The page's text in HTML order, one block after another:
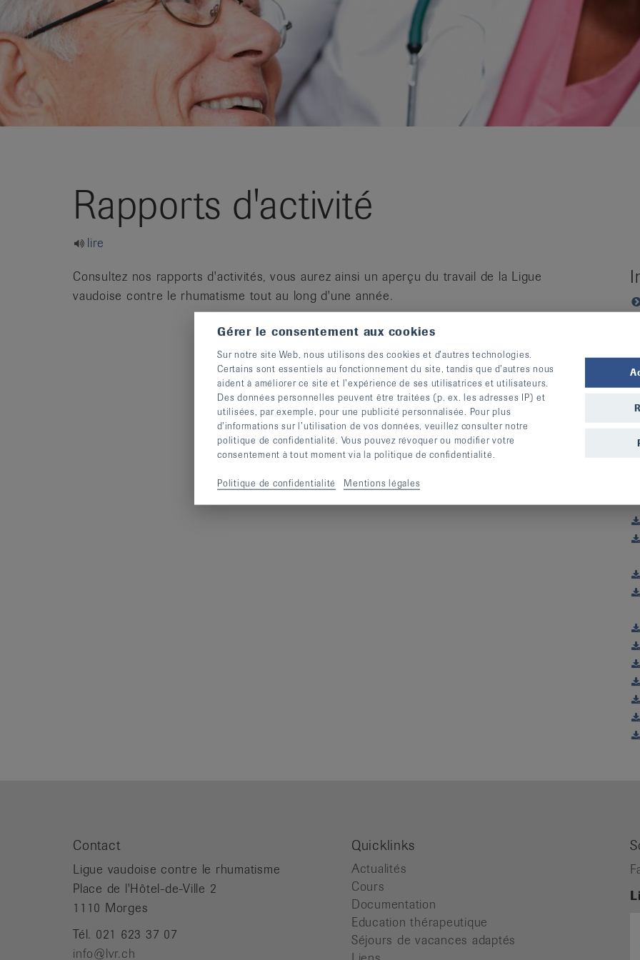
Rapports d'activité
lire
Consultez nos rapports d'activités, vous aurez ainsi un aperçu du travail de la Ligue
vaudoise contre le rhumatisme tout au long d'une année.
Contact
Ligue vaudoise contre le rhumatisme
Place de l'Hôtel-de-Ville 2
1110 Morges
Tél. 021 623 37 07
info@lvr.ch
Quicklinks
Actualités
Cours
Documentation
Education thérapeutique
Séjours de vacances adaptés
Gérer le consentement aux cookies
Sur notre site Web, nous utilisons des cookies et d’autres technologies.
Certains sont essentiels au fonctionnement du site, tandis que d’autres nous
aident à améliorer ce site et l’expérience de ses utilisatrices et utilisateurs.
Des données personnelles peuvent être traitées (p. ex. les adresses IP) et
utilisées, par exemple, pour une publicité personnalisée. Pour plus
d’informations sur l’utilisation de vos données, veuillez consulter notre
politique de confidentialité. Vous pouvez révoquer ou modifier votre
consentement à tout moment via la politique de confidentialité.
Politique de confidentialité Mentions légales